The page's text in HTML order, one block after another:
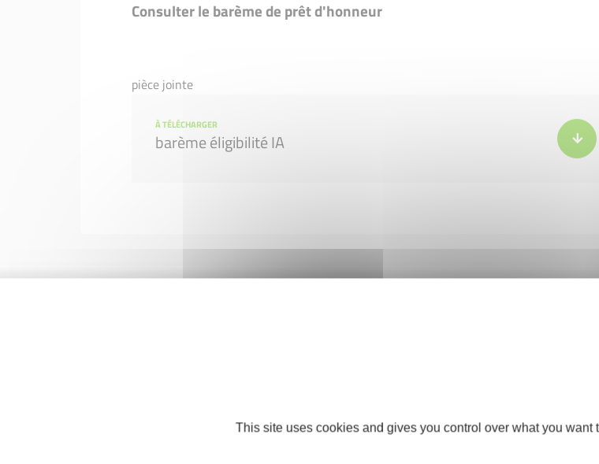
Consulter le barème de prêt d'honneur
pièce jointe
À TÉLÉCHARGER
barème éligibilité IA
This site uses cookies and gives you control over what you want